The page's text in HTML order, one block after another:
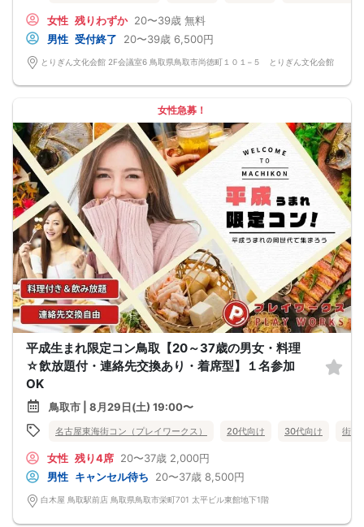
女性 残りわずか 20〜39歳 無料
男性 受付終了 20〜39歳 6,500円
とりぎん文化会館 2F会議室6 鳥取県鳥取市尚徳町１０１−５ とりぎん文化会館
女性急募！
平成生まれ限定コン鳥取【20～37歳の男女・料理
☆飲放題付・連絡先交換あり・着席型】１名参加
OK
鳥取市 | 8月29日(土) 19:00〜
名古屋東海街コン（プレイワークス） 20代向け 30代向け 街コ
女性 残り4席 20〜37歳 2,000円
男性 キャンセル待ち 20〜37歳 8,500円
白木屋 鳥取駅前店 鳥取県鳥取市栄町701 太平ビル東館地下1階